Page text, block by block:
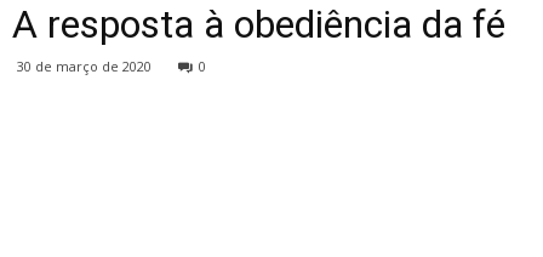
A resposta à obediência da fé
30 de março de 2020 0